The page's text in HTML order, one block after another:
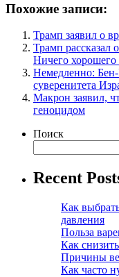
Похожие записи:
Трамп заявил о
Трамп рассказал
Ничего хорошего
Немедленно: Бен-
суверенитета
Макрон заявил,
геноцидом
Поиск
Recent
Как
давления
Польза
Как
Причины
Как часто